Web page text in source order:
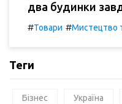
два будинки
#Товари #Мистецтво
Теги
Бізнес Україна